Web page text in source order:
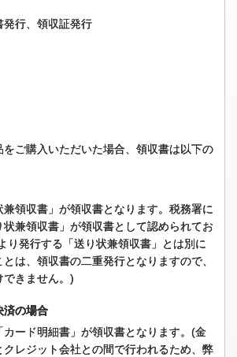
発行、領収証発行
をご購入いただいた場合、領収書は以下の
領収書」が領収書となります。税務署に
状兼領収書」が領収書として認められてお
り発行する「送り状兼領収書」とは別に
は、領収書の二重発行となりますので、
できません。)
済の場合
カード明細書」が領収書となります。(金
レジット会社との間で行われるため、弊